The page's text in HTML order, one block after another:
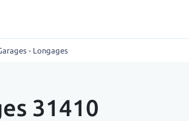
- Longages
31410